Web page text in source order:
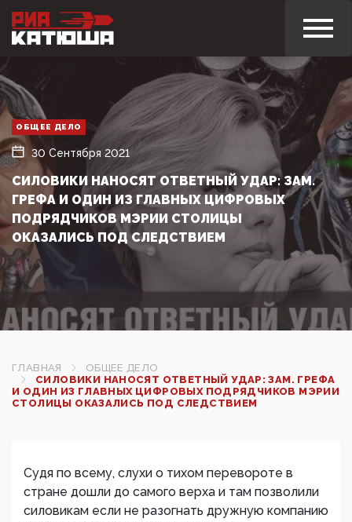
ОБЩЕЕ ДЕЛО
30 Сентября 2021
СИЛОВИКИ НАНОСЯТ ОТВЕТНЫЙ УДАР: ЗАМ.
ГРЕФА И ОДИН ИЗ ГЛАВНЫХ ЦИФРОВЫХ
ПОДРЯДЧИКОВ МЭРИИ СТОЛИЦЫ
ОКАЗАЛИСЬ ПОД СЛЕДСТВИЕМ
ГЛАВНАЯ
ОБЩЕЕ ДЕЛО
СИЛОВИКИ НАНОСЯТ ОТВЕТНЫЙ УДАР: ЗАМ. ГРЕФА
И ОДИН ИЗ ГЛАВНЫХ ЦИФРОВЫХ ПОДРЯДЧИКОВ МЭРИИ
СТОЛИЦЫ ОКАЗАЛИСЬ ПОД СЛЕДСТВИЕМ
Судя по всему, слухи о тихом перевороте в
стране дошли до самого верха и там позволили
силовикам если не разогнать дружную компанию